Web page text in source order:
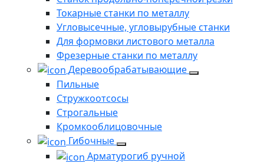
Токарные станки по металлу
Угловысечные, угловырубные станки
Для формовки листового металла
Фрезерные станки по металлу
Деревообрабатывающие
Пильные
Стружкоотсосы
Строгальные
Кромкооблицовочные
Гибочные
Арматурогиб ручной